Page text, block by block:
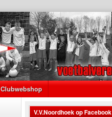
Clubwebshop
V.V.Noordhoek op Facebook